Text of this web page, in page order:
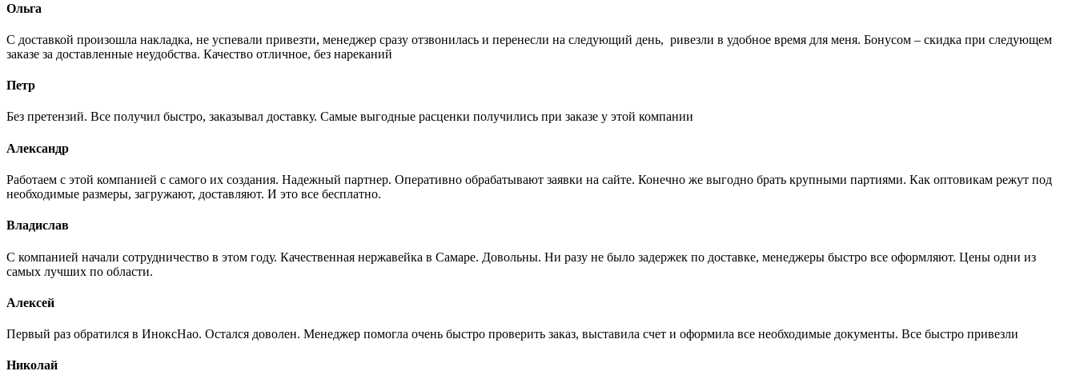
Ольга
С доставкой произошла накладка, не успевали привезти, менеджер сразу отзвонилась и перенесли на следующий день, ривезли в удобное время для меня. Бонусом – скидка при следующем
заказе за доставленные неудобства. Качество отличное, без нареканий
Петр
Без претензий. Все получил быстро, заказывал доставку. Самые выгодные расценки получились при заказе у этой компании
Александр
Работаем с этой компанией с самого их создания. Надежный партнер. Оперативно обрабатывают заявки на сайте. Конечно же выгодно брать крупными партиями. Как оптовикам режут под
необходимые размеры, загружают, доставляют. И это все бесплатно.
Владислав
С компанией начали сотрудничество в этом году. Качественная нержавейка в Самаре. Довольны. Ни разу не было задержек по доставке, менеджеры быстро все оформляют. Цены одни из
самых лучших по области.
Алексей
Первый раз обратился в ИноксНао. Остался доволен. Менеджер помогла очень быстро проверить заказ, выставила счет и оформила все необходимые документы. Все быстро привезли
Николай